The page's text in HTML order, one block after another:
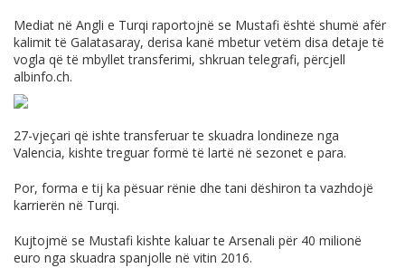
Mediat në Angli e Turqi raportojnë se Mustafi është shumë afër
kalimit të Galatasaray, derisa kanë mbetur vetëm disa detaje të
vogla që të mbyllet transferimi, shkruan telegrafi, përcjell
albinfo.ch.
27-vjeçari që ishte transferuar te skuadra londineze nga
Valencia, kishte treguar formë të lartë në sezonet e para.
Por, forma e tij ka pësuar rënie dhe tani dëshiron ta vazhdojë
karrierën në Turqi.
Kujtojmë se Mustafi kishte kaluar te Arsenali për 40 milionë
euro nga skuadra spanjolle në vitin 2016.